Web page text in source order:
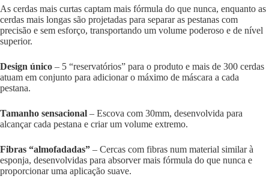
As cerdas mais curtas captam mais fórmula do que nunca, enquanto as
cerdas mais longas são projetadas para separar as pestanas com
precisão e sem esforço, transportando um volume poderoso e de nível
superior.
Design único – 5 “reservatórios” para o produto e mais de 300 cerdas
atuam em conjunto para adicionar o máximo de máscara a cada
pestana.
Tamanho sensacional – Escova com 30mm, desenvolvida para
alcançar cada pestana e criar um volume extremo.
Fibras “almofadadas” – Cercas com fibras num material similar à
esponja, desenvolvidas para absorver mais fórmula do que nunca e
proporcionar uma aplicação suave.